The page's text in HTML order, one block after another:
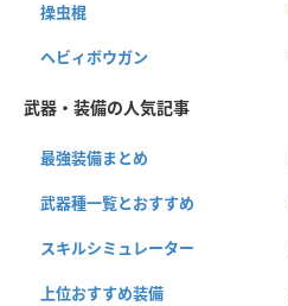
操虫棍
ヘビィボウガン
武器・装備の人気記事
最強装備まとめ
武器種一覧とおすすめ
スキルシミュレーター
上位おすすめ装備